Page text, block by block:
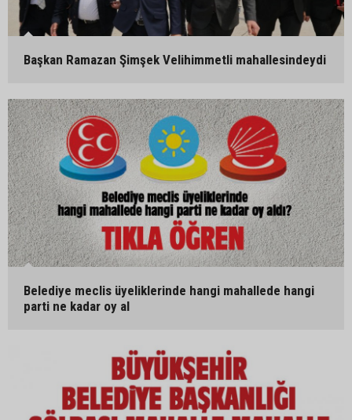
Başkan Ramazan Şimşek Velihimmetli mahallesindeydi
Belediye meclis üyeliklerinde hangi mahallede hangi
parti ne kadar oy al